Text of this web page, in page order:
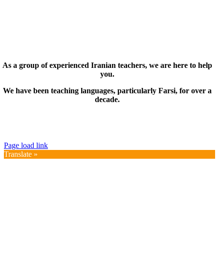
As a group of experienced Iranian teachers, we are here to help
you.
We have been teaching languages, particularly Farsi, for over a
decade.
Page load link
Translate »